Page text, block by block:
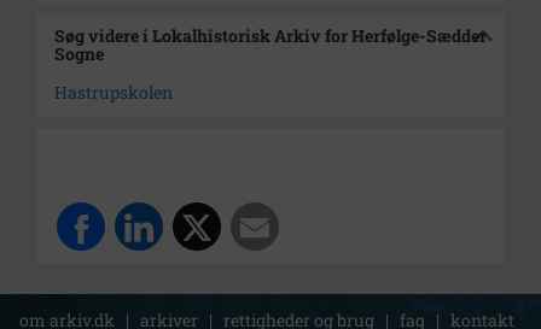
Søg videre i Lokalhistorisk Arkiv for Herfølge-Sædder
Sogne
Hastrupskolen
om arkiv.dk | arkiver | rettigheder og brug | faq | kontakt